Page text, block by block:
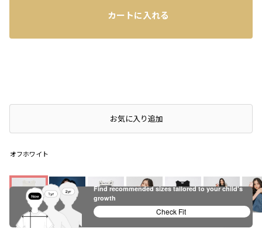
オフホワイト
オフホワイト ボーダー ブラック
カートに入れる
店頭在庫を確認するお気に入り追加
Find recommended sizes tailored to your child's
growth
Check Fit